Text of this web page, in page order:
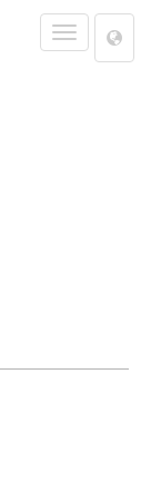
Toggle